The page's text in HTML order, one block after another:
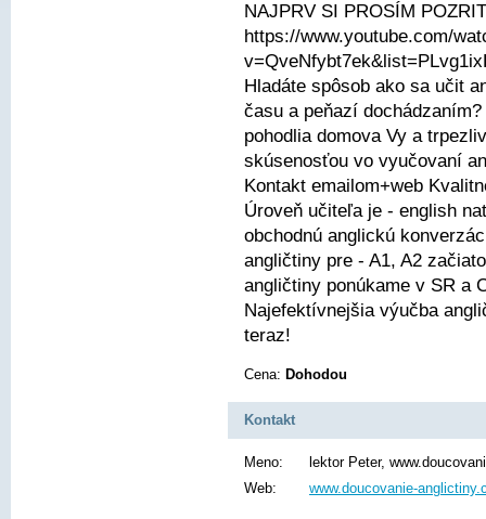
NAJPRV SI PROSÍM
https://www.youtube.com/
Hladáte spôsob ako sa učit
času a peňazí
pohodlia domova Vy a
skúsenosťou vo vyučovaní
Kontakt emailom+web
Úroveň učiteľa je - english
obchodnú anglickú
angličtiny pre - A1, A2
angličtiny ponúkame v SR a
Najefektívnejšia výučba
teraz!
Cena: Dohodou
Kontakt
Meno:
lektor Peter,
Web:
www.doucovanie-